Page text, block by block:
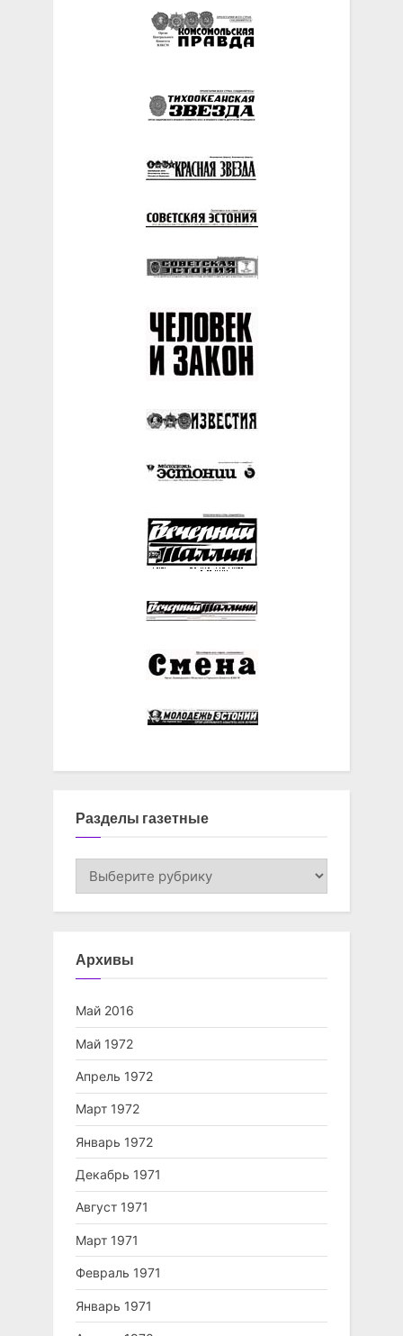
Разделы газетные
Разделы
газетные
Архивы
Май 2016
Май 1972
Апрель 1972
Март 1972
Январь 1972
Декабрь 1971
Август 1971
Март 1971
Февраль 1971
Январь 1971